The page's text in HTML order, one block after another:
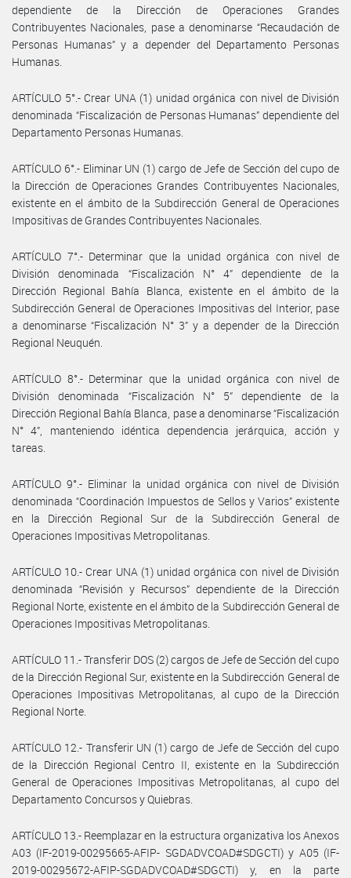
dependiente de la Dirección de Operaciones Grandes
Contribuyentes Nacionales, pase a denominarse “Recaudación de
Personas Humanas” y a depender del Departamento Personas
Humanas.
ARTÍCULO 5°.- Crear UNA (1) unidad orgánica con nivel de División
denominada “Fiscalización de Personas Humanas” dependiente del
Departamento Personas Humanas.
ARTÍCULO 6°.- Eliminar UN (1) cargo de Jefe de Sección del cupo de
la Dirección de Operaciones Grandes Contribuyentes Nacionales,
existente en el ámbito de la Subdirección General de Operaciones
Impositivas de Grandes Contribuyentes Nacionales.
ARTÍCULO 7°.- Determinar que la unidad orgánica con nivel de
División denominada “Fiscalización N° 4” dependiente de la
Dirección Regional Bahía Blanca, existente en el ámbito de la
Subdirección General de Operaciones Impositivas del Interior, pase
a denominarse “Fiscalización N° 3” y a depender de la Dirección
Regional Neuquén.
ARTÍCULO 8°.- Determinar que la unidad orgánica con nivel de
División denominada “Fiscalización N° 5” dependiente de la
Dirección Regional Bahía Blanca, pase a denominarse “Fiscalización
N° 4”, manteniendo idéntica dependencia jerárquica, acción y
tareas.
ARTÍCULO 9°.- Eliminar la unidad orgánica con nivel de División
denominada “Coordinación Impuestos de Sellos y Varios” existente
en la Dirección Regional Sur de la Subdirección General de
Operaciones Impositivas Metropolitanas.
ARTÍCULO 10.- Crear UNA (1) unidad orgánica con nivel de División
denominada “Revisión y Recursos” dependiente de la Dirección
Regional Norte, existente en el ámbito de la Subdirección General de
Operaciones Impositivas Metropolitanas.
ARTÍCULO 11.- Transferir DOS (2) cargos de Jefe de Sección del cupo
de la Dirección Regional Sur, existente en la Subdirección General de
Operaciones Impositivas Metropolitanas, al cupo de la Dirección
Regional Norte.
ARTÍCULO 12.- Transferir UN (1) cargo de Jefe de Sección del cupo
de la Dirección Regional Centro II, existente en la Subdirección
General de Operaciones Impositivas Metropolitanas, al cupo del
Departamento Concursos y Quiebras.
ARTÍCULO 13.- Reemplazar en la estructura organizativa los Anexos
A03 (IF-2019-00295665-AFIP- SGDADVCOAD#SDGCTI) y A05 (IF-
2019-00295672-AFIP-SGDADVCOAD#SDGCTI) y, en la parte